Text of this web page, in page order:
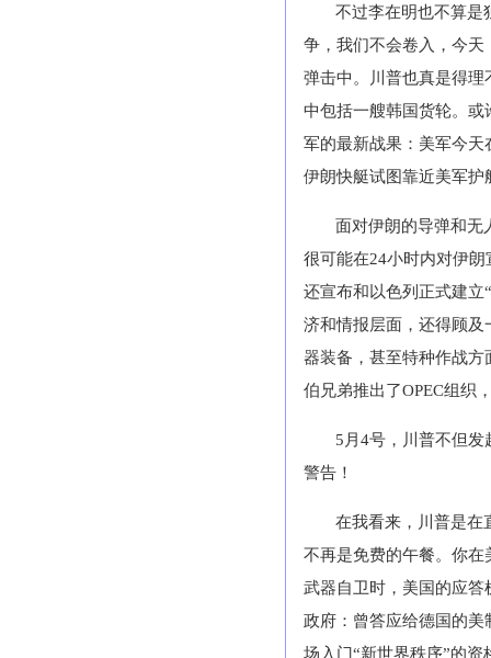
不过李在明也不算是
争，我们不会卷入，今
弹击中。川普也真是得
中包括一艘韩国货轮。
军的最新战果：美军今天
伊朗快艇试图靠近美军
面对伊朗的导弹和无
很可能在24小时内对伊
还宣布和以色列正式建立
济和情报层面，还得顾及
器装备，甚至特种作战
伯兄弟推出了OPEC组织
5月4号，川普不但
警告！
在我看来，川普是在
不再是免费的午餐。你
武器自卫时，美国的应答
政府：曾答应给德国的
场入门“新世界秩序”的